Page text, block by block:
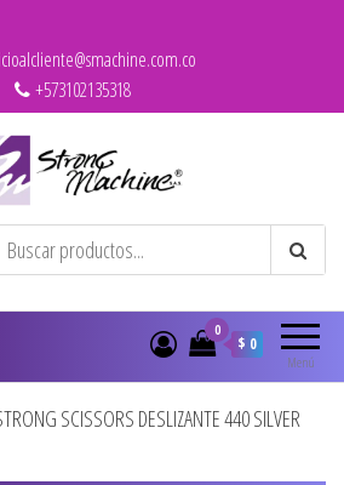
+573102135318
– BaBylissPRO – WAHL
Garden
Ventas de secadores, planchas, rizadores,
maquinas de corte, pitilleras, tijeras,
peluquería y barbería
Menú
0
$ 0
SCISSORS DESLIZANTE 440 SILVER